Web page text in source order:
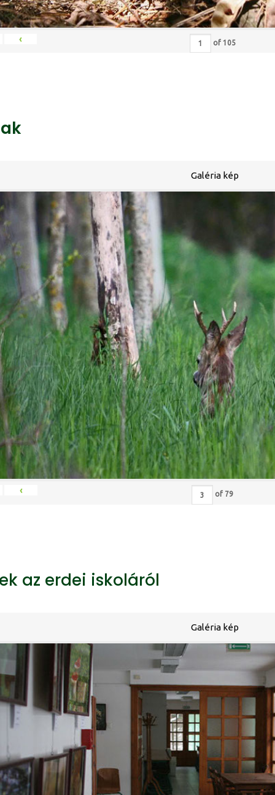
‹ of 105
Galéria kép
‹ of 79
az erdei iskoláról
Galéria kép